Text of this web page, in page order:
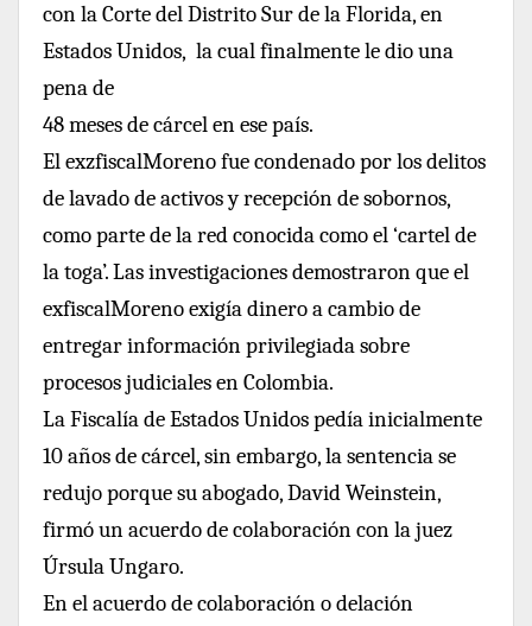
con la Corte del Distrito Sur de la Florida, en
Estados Unidos, la cual finalmente le dio una
pena de
48 meses de cárcel en ese país.
El exzfiscalMoreno fue condenado por los delitos
de lavado de activos y recepción de sobornos,
como parte de la red conocida como el ‘cartel de
la toga’. Las investigaciones demostraron que el
exfiscalMoreno exigía dinero a cambio de
entregar información privilegiada sobre
procesos judiciales en Colombia.
La Fiscalía de Estados Unidos pedía inicialmente
10 años de cárcel, sin embargo, la sentencia se
redujo porque su abogado, David Weinstein,
firmó un acuerdo de colaboración con la juez
Úrsula Ungaro.
En el acuerdo de colaboración o delación